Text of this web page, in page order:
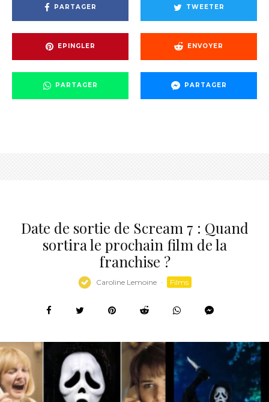
PARTAGER TWEETER
EPINGLER ENVOYER
PARTAGER PARTAGER
Date de sortie de Scream 7 : Quand
sortira le prochain film de la
franchise ?
Caroline Lemoine · Films